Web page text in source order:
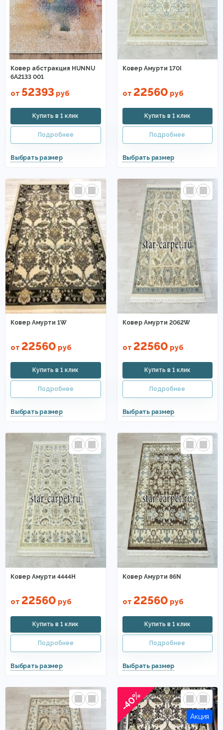
Ковер абстракция HUNNU
6A2133 001
от 52393 руб
Ковер Амурти 170I
от 22560 руб
Ковер Амурти 1W
от 22560 руб
Ковер Амурти 2062W
от 22560 руб
Ковер Амурти 4444Н
от 22560 руб
Ковер Амурти 86N
от 22560 руб
-40%